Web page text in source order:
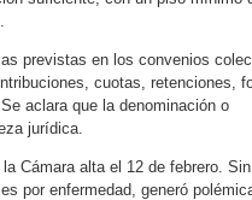
previstas en los convenios
cuotas, retenciones,
aclara que la denominación o
jurídica.
Cámara alta el 12 de febrero. Sin
por enfermedad, generó